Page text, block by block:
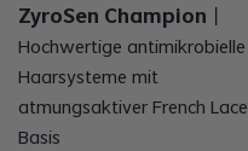
ZyroSen Champion
Hochwertige antimikrobielle
Haarsysteme mit
atmungsaktiver French Lace
Basis